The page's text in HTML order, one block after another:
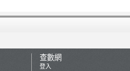
查數網
登入